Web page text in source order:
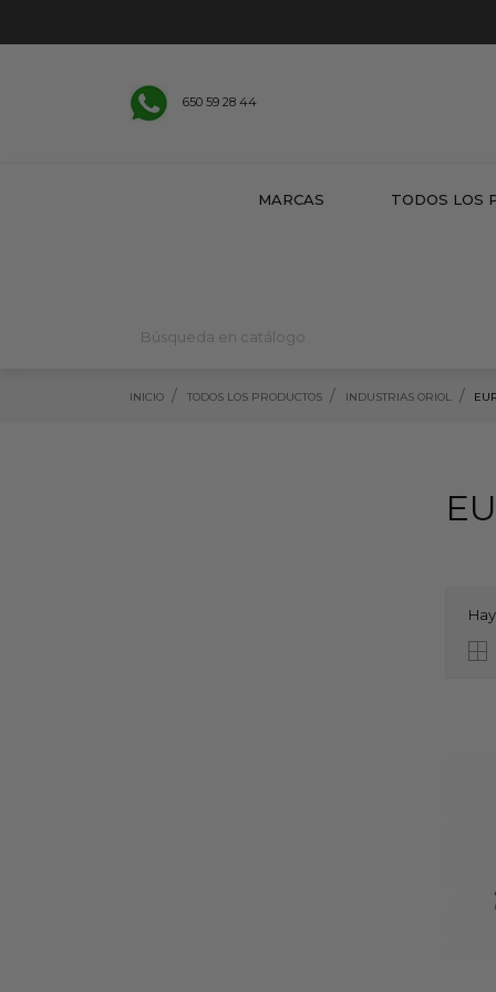
650 59 28 44
MARCAS TODOS LOS
INICIO TODOS LOS PRODUCTOS INDUSTRIAS ORIOL